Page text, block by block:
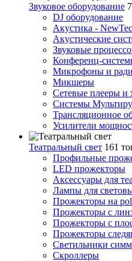
Звуковое оборудование
DJ оборудование
Акустика -
Акустические
Звуковые
Конференц-
Микрофоны и
Микшеры
Сетевые плееры
Системы
Трансляционное
Усилители
Театральный свет 161
Профильные
LED прожекторы
Аксессуары для
Лампы для
Прожекторы на
Прожекторы с
Прожекторы с
Прожекторы
Светильники
Скроллеры